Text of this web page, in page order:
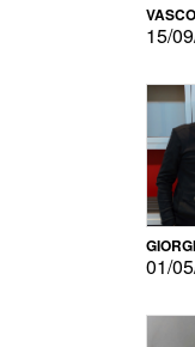
15/
01/